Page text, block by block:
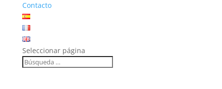
Contacto
Seleccionar página